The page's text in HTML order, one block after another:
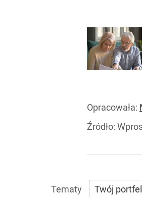
Opracowała:
Źródło:
Twój portfel